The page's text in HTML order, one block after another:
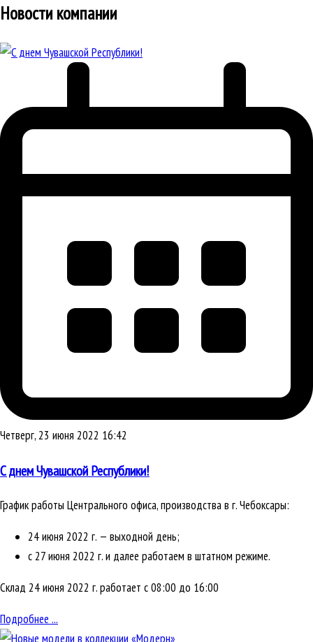
Новости компании
Четверг, 23 июня 2022 16:42
C днем Чувашской Республики!
График работы Центрального офиса, производства в г. Чебоксары:
24 июня 2022 г. — выходной день;
с 27 июня 2022 г. и далее работаем в штатном режиме.
Склад 24 июня 2022 г. работает с 08:00 до 16:00
Подробнее ...